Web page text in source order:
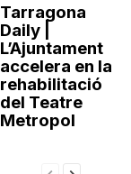
Tarragona
Daily |
L’Ajuntament
accelera en la
rehabilitació
del Teatre
Metropol